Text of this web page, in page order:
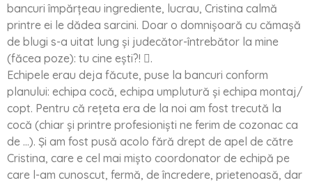
bancuri împărțeau ingrediente, lucrau, Cristina calmă
printre ei le dădea sarcini. Doar o domnișoară cu cămașă
de blugi s-a uitat lung și judecător-întrebător la mine
(făcea poze): tu cine ești?! .
Echipele erau deja făcute, puse la bancuri conform
planului: echipa cocă, echipa umplutură și echipa montaj/
copt. Pentru că rețeta era de la noi am fost trecută la
cocă (chiar și printre profesioniști ne ferim de cozonac ca
de …). Și am fost pusă acolo fără drept de apel de către
Cristina, care e cel mai mișto coordonator de echipă pe
care l-am cunoscut, fermă, de încredere, prietenoasă, dar